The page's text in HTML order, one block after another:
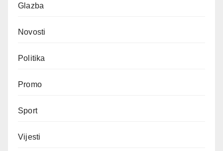
Glazba
Novosti
Politika
Promo
Sport
Vijesti